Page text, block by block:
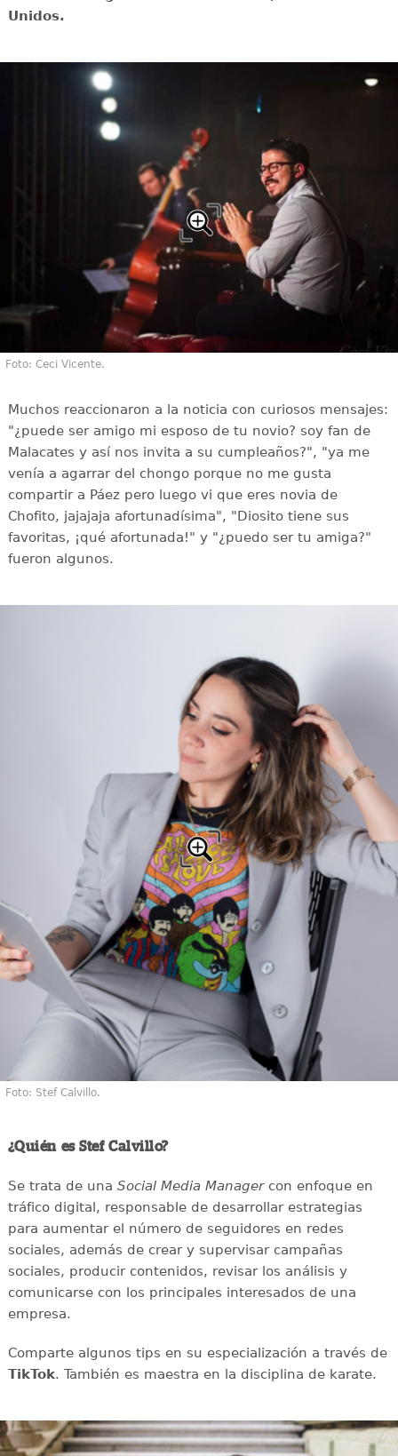
Unidos.
Foto: Ceci Vicente.
Muchos reaccionaron a la noticia con curiosos mensajes:
"¿puede ser amigo mi esposo de tu novio? soy fan de
Malacates y así nos invita a su cumpleaños?", "ya me
venía a agarrar del chongo porque no me gusta
compartir a Páez pero luego vi que eres novia de
Chofito, jajajaja afortunadísima", "Diosito tiene sus
favoritas, ¡qué afortunada!" y "¿puedo ser tu amiga?"
fueron algunos.
Foto: Stef Calvillo.
¿Quién es Stef Calvillo?
Se trata de una Social Media Managercon enfoque en
tráfico digital, responsable de desarrollar estrategias
para aumentar el número de seguidores en redes
sociales, además de crear y supervisar campañas
sociales, producir contenidos, revisar los análisis y
comunicarse con los principales interesados de una
empresa.
Comparte algunos tips en su especialización a través de
TikTok. También es maestra en la disciplina de karate.